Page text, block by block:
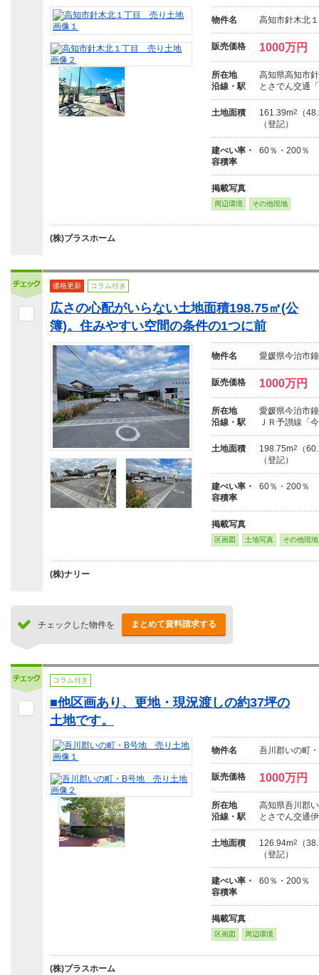
物件名 高知市針木北
販売価格 1000万円
所在地
高知県高知市
沿線・駅
とさでん交通
土地面積 161.39m2
（
（登記）
建ぺい率・
容積率
60％・200％
掲載写真
周辺環境 その他現地
(株)プラスホーム
価格更新 コラム付き
広さの心配がいらない土地面積198.75㎡(公
簿)。住みやすい空間の条件の1つに前
物件名 愛媛県今治市
販売価格 1000万円
所在地
愛媛県今治市
沿線・駅
ＪＲ予讃線「
土地面積 198.75m2
（
（登記）
建ぺい率・
容積率
60％・200％
掲載写真
区画図 土地写真 その他現地
(株)ナリー
チェックした物件を まとめて資料請求する
コラム付き
■他区画あり、更地・現況渡しの約37坪の
土地です。
物件名 吾川郡いの町
販売価格 1000万円
所在地
高知県吾川郡
沿線・駅
とさでん交通
土地面積 126.94m2
（
（登記）
建ぺい率・
容積率
60％・200％
掲載写真
区画図 周辺環境
(株)プラスホーム